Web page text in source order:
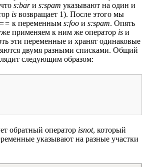
s:barи s:spam указывают на один и
is возвращает 1). После этого мы
== к переменным s:foo и s:spam. Опять
применяем к ним же оператор is и
эти переменные и хранят одинаковые
двумя разными списками. Общий
следующим образом:
обратный оператор isnot, который
указывают на разные участки